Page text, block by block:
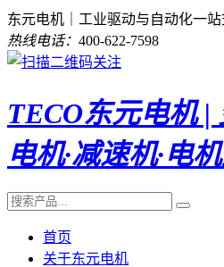
东元电机｜工业驱动与自动化一
热线电话： 400-622-7598
TECO东元电机 |
电机·减速机·电
首页
关于东元电机